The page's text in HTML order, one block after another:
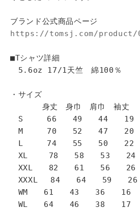
ブランド公式商品ページ
https://tomsj.com/product/
■Tシャツ詳細
5.6oz 17/1天竺 綿100％
・サイズ
身丈 身巾 肩巾 袖丈
S 66 49 44 19
M 70 52 47 20
L 74 55 50 22
XL 78 58 53 24
XXL 82 61 56 26
XXXL 84 64 59 26
WM 61 43 36 16
WL 64 46 38 17